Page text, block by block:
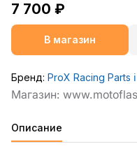
7 700 ₽
В магазин
Бренд: ProX Racing Parts ℹ️
Описание